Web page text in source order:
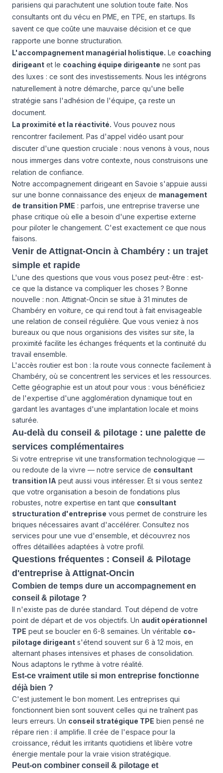
parisiens qui parachutent une solution toute faite. Nos
consultants ont du vécu en PME, en TPE, en startups. Ils
savent ce que coûte une mauvaise décision et ce que
rapporte une bonne structuration.
L'accompagnement managérial holistique. Le coaching
dirigeant et le coaching équipe dirigeante ne sont pas
des luxes : ce sont des investissements. Nous les intégrons
naturellement à notre démarche, parce qu'une belle
stratégie sans l'adhésion de l'équipe, ça reste un
document.
La proximité et la réactivité. Vous pouvez nous
rencontrer facilement. Pas d'appel vidéo usant pour
discuter d'une question cruciale : nous venons à vous, nous
nous immerges dans votre contexte, nous construisons une
relation de confiance.
Notre accompagnement dirigeant en Savoie s'appuie aussi
sur une bonne connaissance des enjeux de management
de transition PME : parfois, une entreprise traverse une
phase critique où elle a besoin d'une expertise externe
pour piloter le changement. C'est exactement ce que nous
faisons.
Venir de Attignat-Oncin à Chambéry : un trajet
simple et rapide
L'une des questions que vous vous posez peut-être : est-
ce que la distance va compliquer les choses ? Bonne
nouvelle : non. Attignat-Oncin se situe à 31 minutes de
Chambéry en voiture, ce qui rend tout à fait envisageable
une relation de conseil régulière. Que vous veniez à nos
bureaux ou que nous organisions des visites sur site, la
proximité facilite les échanges fréquents et la continuité du
travail ensemble.
L'accès routier est bon : la route vous connecte facilement à
Chambéry, où se concentrent les services et les ressources.
Cette géographie est un atout pour vous : vous bénéficiez
de l'expertise d'une agglomération dynamique tout en
gardant les avantages d'une implantation locale et moins
saturée.
Au-delà du conseil & pilotage : une palette de
services complémentaires
Si votre entreprise vit une transformation technologique —
ou redoute de la vivre — notre service de consultant
transition IA peut aussi vous intéresser. Et si vous sentez
que votre organisation a besoin de fondations plus
robustes, notre expertise en tant que consultant
structuration d'entreprise vous permet de construire les
briques nécessaires avant d'accélérer. Consultez nos
services pour une vue d'ensemble, et découvrez nos
offres détaillées adaptées à votre profil.
Questions fréquentes : Conseil & Pilotage
d'entreprise à Attignat-Oncin
Combien de temps dure un accompagnement en
conseil & pilotage ?
Il n'existe pas de durée standard. Tout dépend de votre
point de départ et de vos objectifs. Un audit opérationnel
TPE peut se boucler en 6-8 semaines. Un véritable co-
pilotage dirigeant s'étend souvent sur 6 à 12 mois, en
alternant phases intensives et phases de consolidation.
Nous adaptons le rythme à votre réalité.
Est-ce vraiment utile si mon entreprise fonctionne
déjà bien ?
C'est justement le bon moment. Les entreprises qui
fonctionnent bien sont souvent celles qui ne traînent pas
leurs erreurs. Un conseil stratégique TPE bien pensé ne
répare rien : il amplifie. Il crée de l'espace pour la
croissance, réduit les irritants quotidiens et libère votre
énergie mentale pour la vraie vision stratégique.
Peut-on combiner conseil & pilotage et